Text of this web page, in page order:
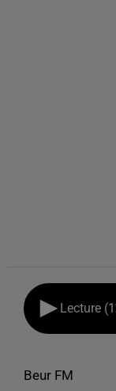
Lecture
Beur FM